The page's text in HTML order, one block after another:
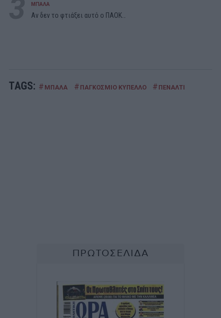
ΜΠΑΛΑ
Αν δεν το φτιάξει αυτό ο ΠΑΟΚ…
TAGS: # ΜΠΑΛΑ # ΠΑΓΚΟΣΜΙΟ ΚΥΠΕΛΛΟ # ΠΕΝΑΛΤΙ